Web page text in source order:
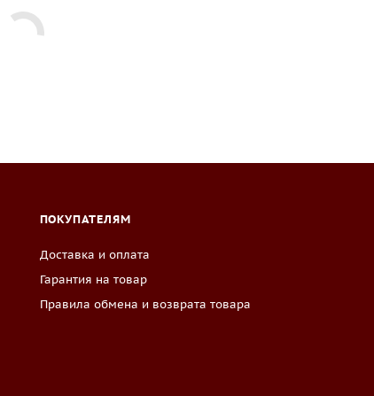
ПОКУПАТЕЛЯМ
Доставка и оплата
Гарантия на товар
Правила обмена и возврата товара